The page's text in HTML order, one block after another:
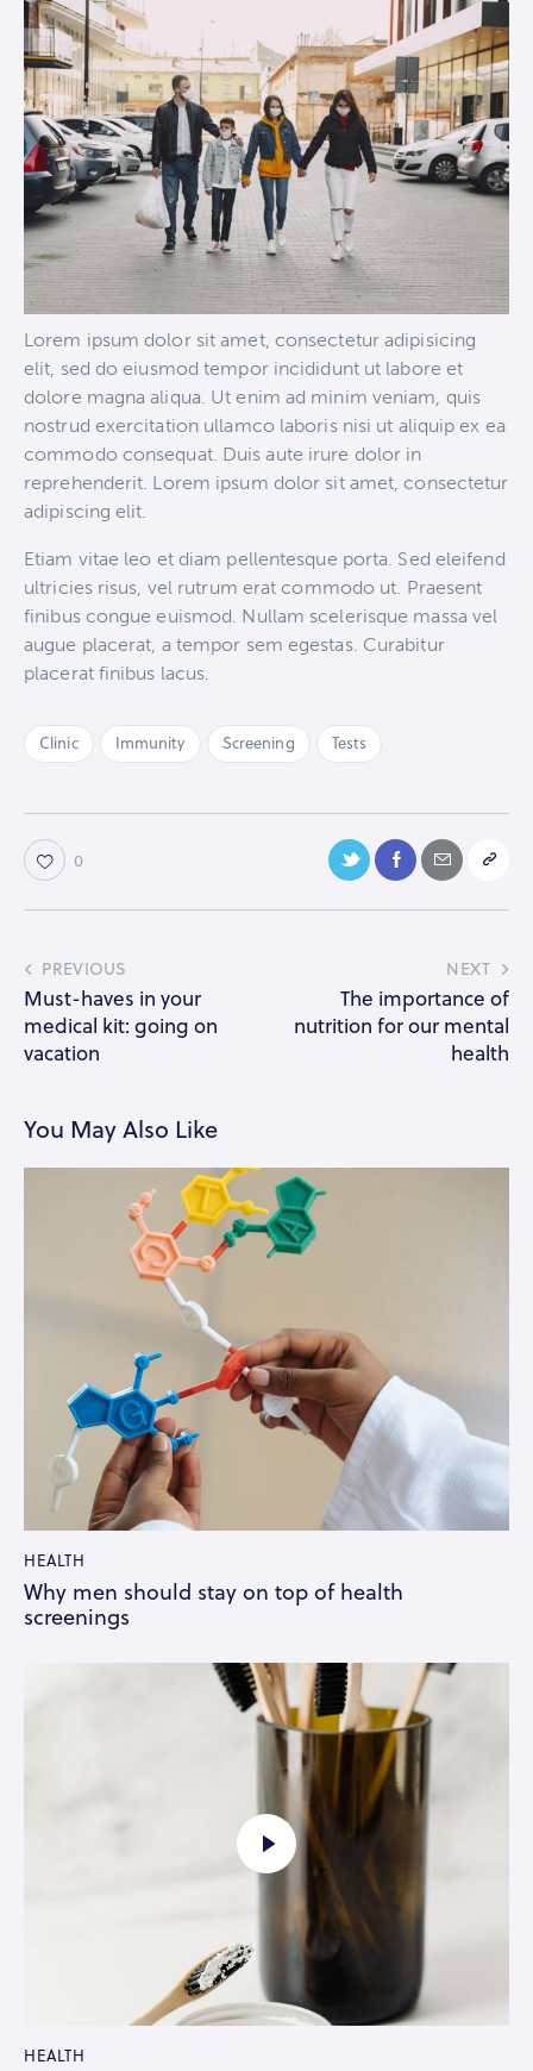
Lorem ipsum dolor sit amet, consectetur adipisicing
elit, sed do eiusmod tempor incididunt ut labore et
dolore magna aliqua. Ut enim ad minim veniam, quis
nostrud exercitation ullamco laboris nisi ut aliquip ex ea
commodo consequat. Duis aute irure dolor in
reprehenderit. Lorem ipsum dolor sit amet, consectetur
adipiscing elit.
Etiam vitae leo et diam pellentesque porta. Sed eleifend
ultricies risus, vel rutrum erat commodo ut. Praesent
finibus congue euismod. Nullam scelerisque massa vel
augue placerat, a tempor sem egestas. Curabitur
placerat finibus lacus.
Clinic Immunity Screening Tests
0
PREVIOUS
Must-haves in your
medical kit: going on
vacation
NEXT
The importance of
nutrition for our mental
health
You May Also Like
HEALTH
Why men should stay on top of health
screenings
HEALTH